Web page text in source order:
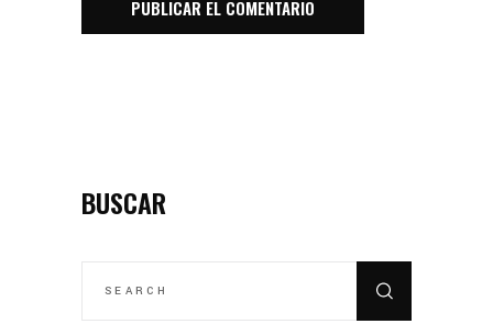
BUSCAR